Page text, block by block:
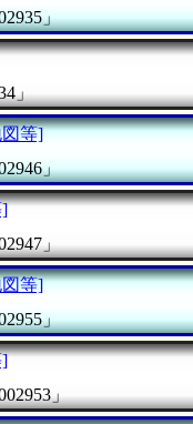
」
」
等]
」
」
等]
」
」